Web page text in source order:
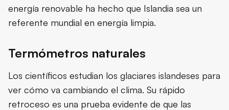
energía renovable ha hecho que Islandia sea un
referente mundial en energía limpia.
Termómetros naturales
Los científicos estudian los glaciares islandeses para
ver cómo va cambiando el clima. Su rápido
retroceso es una prueba evidente de que las